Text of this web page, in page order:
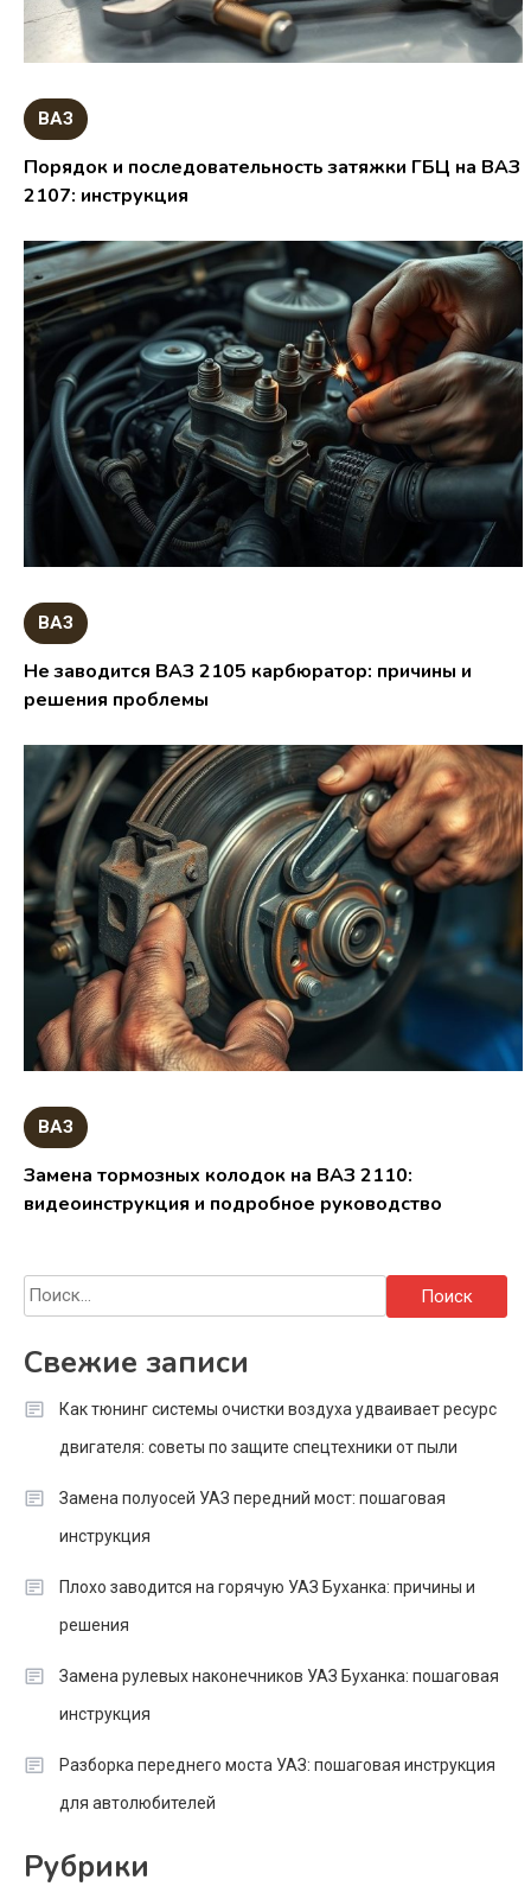
ВАЗ
Порядок и последовательность затяжки ГБЦ на ВАЗ
2107: инструкция
ВАЗ
Не заводится ВАЗ 2105 карбюратор: причины и
решения проблемы
ВАЗ
Замена тормозных колодок на ВАЗ 2110:
видеоинструкция и подробное руководство
Найти:
Свежие записи
Как тюнинг системы очистки воздуха удваивает ресурс
двигателя: советы по защите спецтехники от пыли
Замена полуосей УАЗ передний мост: пошаговая
инструкция
Плохо заводится на горячую УАЗ Буханка: причины и
решения
Замена рулевых наконечников УАЗ Буханка: пошаговая
инструкция
Разборка переднего моста УАЗ: пошаговая инструкция
для автолюбителей
Рубрики